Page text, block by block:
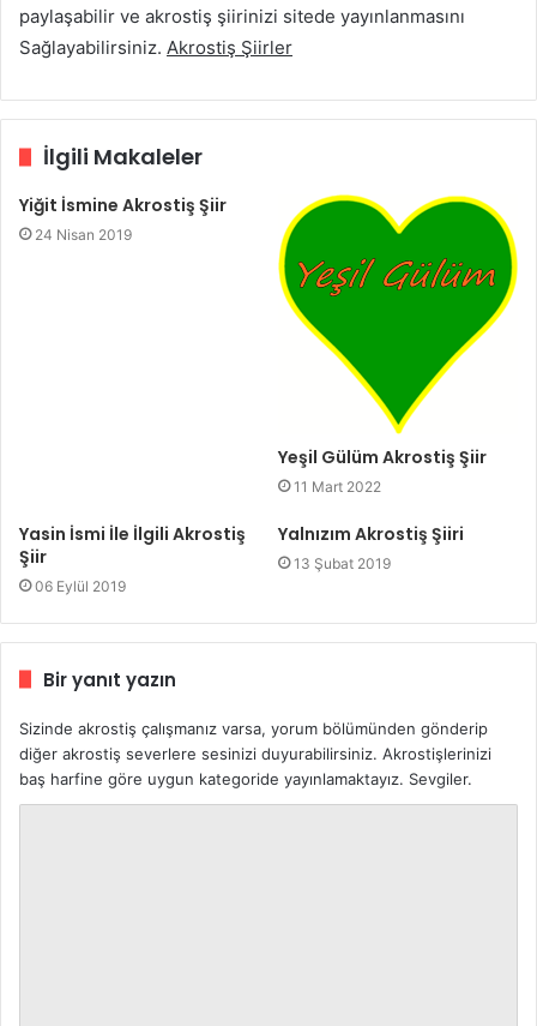
paylaşabilir ve akrostiş şiirinizi sitede yayınlanmasını
Sağlayabilirsiniz. Akrostiş Şiirler
İlgili Makaleler
Yiğit İsmine Akrostiş Şiir
24 Nisan 2019
Yeşil Gülüm Akrostiş Şiir
11 Mart 2022
Yasin İsmi İle İlgili Akrostiş
Şiir
06 Eylül 2019
Yalnızım Akrostiş Şiiri
13 Şubat 2019
Bir yanıt yazın
Sizinde akrostiş çalışmanız varsa, yorum bölümünden gönderip
diğer akrostiş severlere sesinizi duyurabilirsiniz. Akrostişlerinizi
baş harfine göre uygun kategoride yayınlamaktayız. Sevgiler.